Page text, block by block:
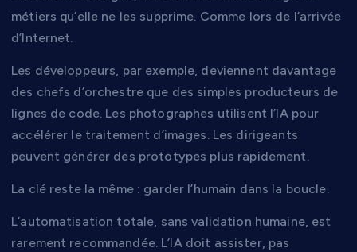
métiers qu’elle ne les supprime. Comme lors de l’arrivée
d’Internet.
Les développeurs, par exemple, deviennent davantage
des chefs d’orchestre que des simples producteurs de
lignes de code. Les photographes utilisent l’IA pour
accélérer le traitement d’images. Les dirigeants
peuvent générer des prototypes plus rapidement.
La clé reste la même : garder l’humain dans la boucle.
L’automatisation totale, sans validation humaine, est
rarement recommandée. L’IA doit assister, pas